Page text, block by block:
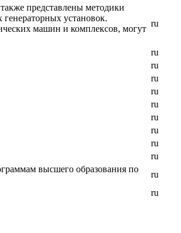
представлены методики
установок.
машин и комплексов, могут
ru
ru
ru
ru
ru
ru
ru
ru
ru
ru
высшего образования по
ru
ru